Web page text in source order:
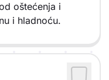
oštećenja i
i hladnoću.